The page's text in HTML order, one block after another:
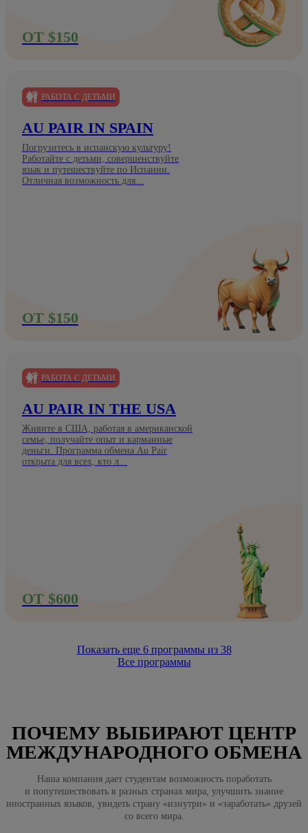
ОТ $150
РАБОТА С ДЕТЬМИ
AU PAIR IN SPAIN
Погрузитесь в испанскую культуру!
Работайте с детьми, совершенствуйте
язык и путешествуйте по Испании.
Отличная возможность для...
ОТ $150
РАБОТА С ДЕТЬМИ
AU PAIR IN THE USA
Живите в США, работая в американской
семье, получайте опыт и карманные
деньги. Программа обмена Au Pair
открыта для всех, кто л...
ОТ $600
Показать еще 6программы из 38
Все программы
ПОЧЕМУ ВЫБИРАЮТ ЦЕНТР
МЕЖДУНАРОДНОГО ОБМЕНА
Наша компания дает студентам возможность поработать
и попутешествовать в разных странах мира, улучшить знание
иностранных языков, увидеть страну «изнутри» и «заработать» друзей
со всего мира.